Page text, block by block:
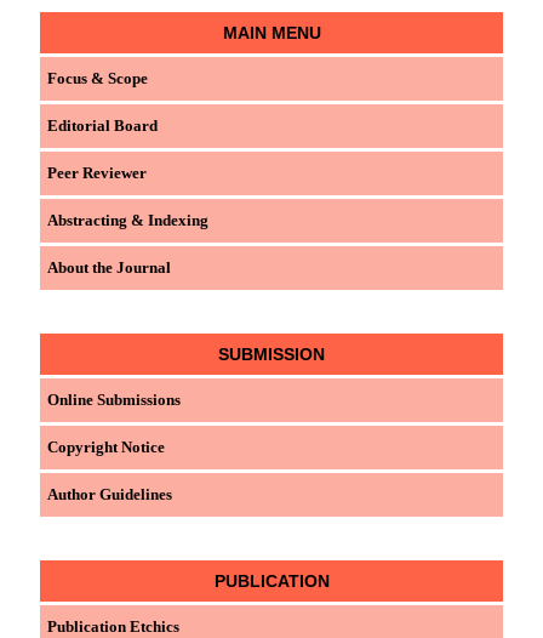
MAIN MENU
Focus & Scope
Editorial Board
Peer Reviewer
Abstracting & Indexing
About the Journal
SUBMISSION
Online Submissions
Copyright Notice
Author Guidelines
PUBLICATION
Publication Etchics